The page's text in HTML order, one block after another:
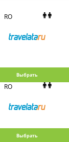
RO
Выбрать
RO
Выбрать